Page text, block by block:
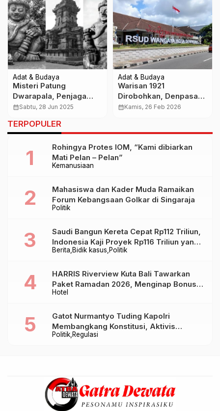
Adat & Budaya
Misteri Patung
Dwarapala, Penjaga
Gerbang yang Sarat
Simbol Kekuasaan
calendar_monthSabtu, 28 Jun 2025
Adat & Budaya
Warisan 1921
Dirobohkan, Denpasar
Kehilangan Ingatan!
Gelombang
Kekecewaan Publik
calendar_monthKamis, 26 Feb 2026
TERPOPULER
Kemanusiaan
Rohingya Protes IOM, “Kami dibiarkan
Mati Pelan – Pelan”
Politik
Mahasiswa dan Kader Muda Ramaikan
Forum Kebangsaan Golkar di Singaraja
Berita Bidik kasus Politik
Saudi Bangun Kereta Cepat Rp112 Triliun,
Indonesia Kaji Proyek Rp116 Triliun yang
Baru Sampai Bandung
Hotel
HARRIS Riverview Kuta Bali Tawarkan
Paket Ramadan 2026, Menginap Bonus
Takjil hingga Bukber Mulai Rp88.888
Politik Regulasi
Gatot Nurmantyo Tuding Kapolri
Membangkang Konstitusi, Aktivis
Tegaskan Polri Tak Punya Sejarah